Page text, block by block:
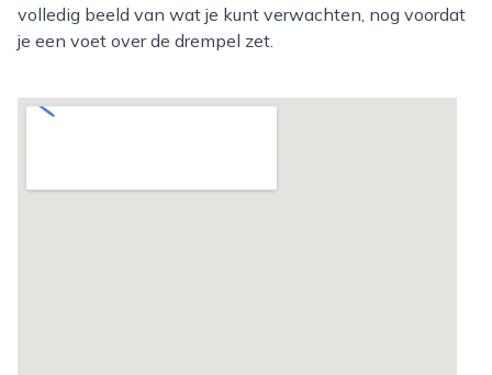
volledig beeld van wat je kunt verwachten, nog voordat
je een voet over de drempel zet.